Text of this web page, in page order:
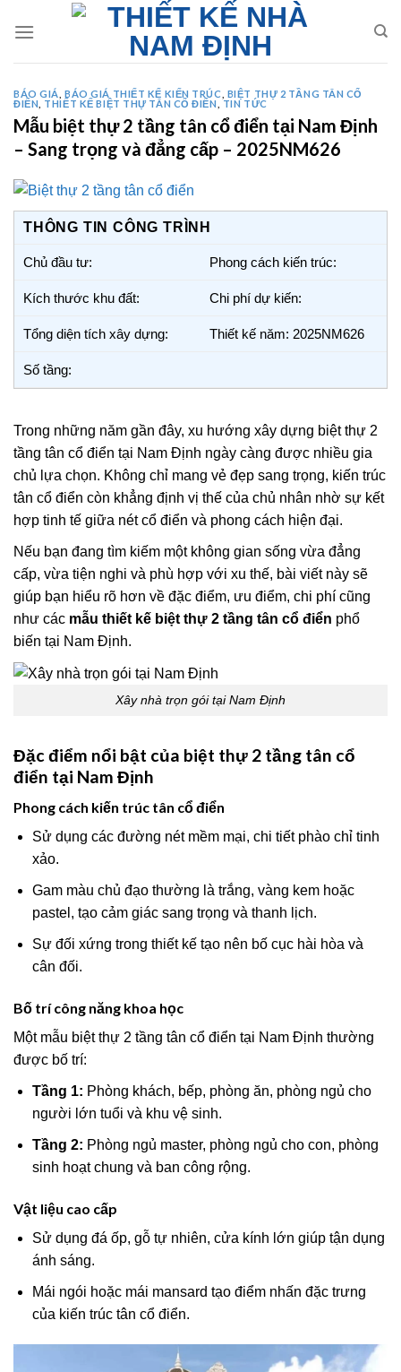
BÁO GIÁ ,BÁO GIÁ THIẾT KẾ KIẾN TRÚC
BIỆT THỰ 2 TẦNG TÂN CỔ
ĐIỂN
THIẾT KẾ BIỆT THỰ TÂN CỔ ĐIỂN ,TIN TỨC
Mẫu biệt thự 2 tầng tân cổ điển tại Nam Định
– Sang trọng và đẳng cấp – 2025NM626
THÔNG TIN CÔNG TRÌNH
Chủ đầu tư: Phong cách kiến trúc:
Kích thước khu đất: Chi phí dự kiến:
Tổng diện tích xây dựng: Thiết kế năm: 2025NM626
Số tầng:
Trong những năm gần đây, xu hướng xây dựng biệt thự 2
tầng tân cổ điển tại Nam Định ngày càng được nhiều gia
chủ lựa chọn. Không chỉ mang vẻ đẹp sang trọng, kiến trúc
tân cổ điển còn khẳng định vị thế của chủ nhân nhờ sự kết
hợp tinh tế giữa nét cổ điển và phong cách hiện đại.
Nếu bạn đang tìm kiếm một không gian sống vừa đẳng
cấp, vừa tiện nghi và phù hợp với xu thế, bài viết này sẽ
giúp bạn hiểu rõ hơn về đặc điểm, ưu điểm, chi phí cũng
như các mẫu thiết kế biệt thự 2 tầng tân cổ điển phổ
biến tại Nam Định.
Xây nhà trọn gói tại Nam Định
Đặc điểm nổi bật của biệt thự 2 tầng tân cổ
điển tại Nam Định
Phong cách kiến trúc tân cổ điển
Sử dụng các đường nét mềm mại, chi tiết phào chỉ tinh
xảo.
Gam màu chủ đạo thường là trắng, vàng kem hoặc
pastel, tạo cảm giác sang trọng và thanh lịch.
Sự đối xứng trong thiết kế tạo nên bố cục hài hòa và
cân đối.
Bố trí công năng khoa học
Một mẫu biệt thự 2 tầng tân cổ điển tại Nam Định thường
được bố trí:
Tầng 1: Phòng khách, bếp, phòng ăn, phòng ngủ cho
người lớn tuổi và khu vệ sinh.
Tầng 2: Phòng ngủ master, phòng ngủ cho con, phòng
sinh hoạt chung và ban công rộng.
Vật liệu cao cấp
Sử dụng đá ốp, gỗ tự nhiên, cửa kính lớn giúp tận dụng
ánh sáng.
Mái ngói hoặc mái mansard tạo điểm nhấn đặc trưng
của kiến trúc tân cổ điển.